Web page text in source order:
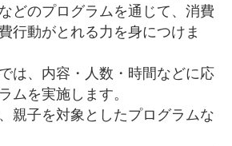
どのプログラムを通じて、消費
行動がとれる力を身につけま
は、内容・人数・時間などに応
ムを実施します。
親子を対象としたプログラムな